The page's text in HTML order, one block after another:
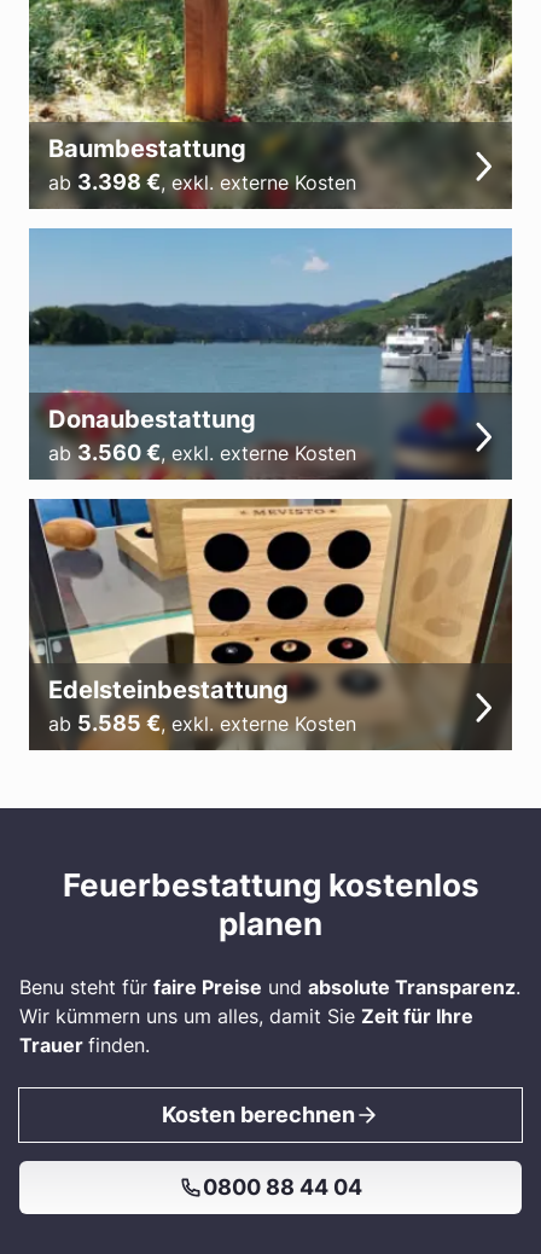
Baumbestattung
ab 3.398€, exkl. externe Kosten
Donaubestattung
ab3.560€, exkl. externe Kosten
Edelsteinbestattung
ab 5.585 €, exkl. externe Kosten
Feuerbestattung kostenlos
planen
Benu steht für faire Preise und absolute Transparenz.
Wir kümmern uns um alles, damit Sie Zeit für Ihre
Trauer finden.
Kosten berechnen
0800 88 44 04